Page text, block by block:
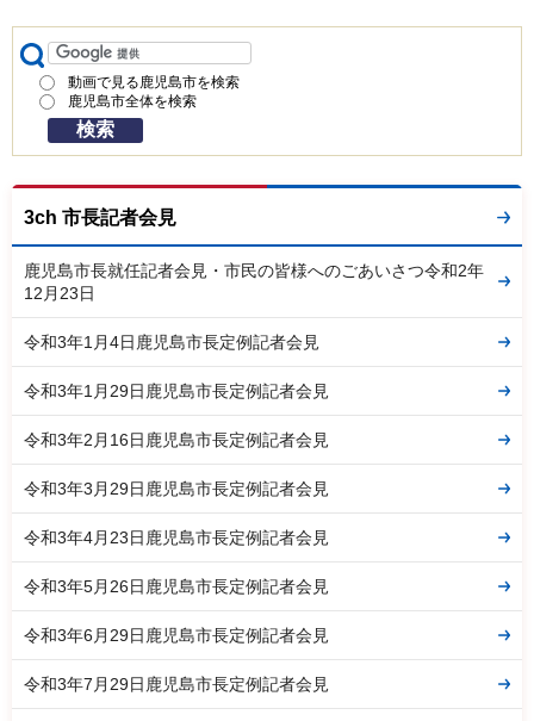
動画で見る鹿児島市を検索
鹿児島市全体を検索
3ch 市長記者会見
鹿児島市長就任記者会見・市民の皆様へのごあいさつ令和2年
12月23日
令和3年1月4日鹿児島市長定例記者会見
令和3年1月29日鹿児島市長定例記者会見
令和3年2月16日鹿児島市長定例記者会見
令和3年3月29日鹿児島市長定例記者会見
令和3年4月23日鹿児島市長定例記者会見
令和3年5月26日鹿児島市長定例記者会見
令和3年6月29日鹿児島市長定例記者会見
令和3年7月29日鹿児島市長定例記者会見